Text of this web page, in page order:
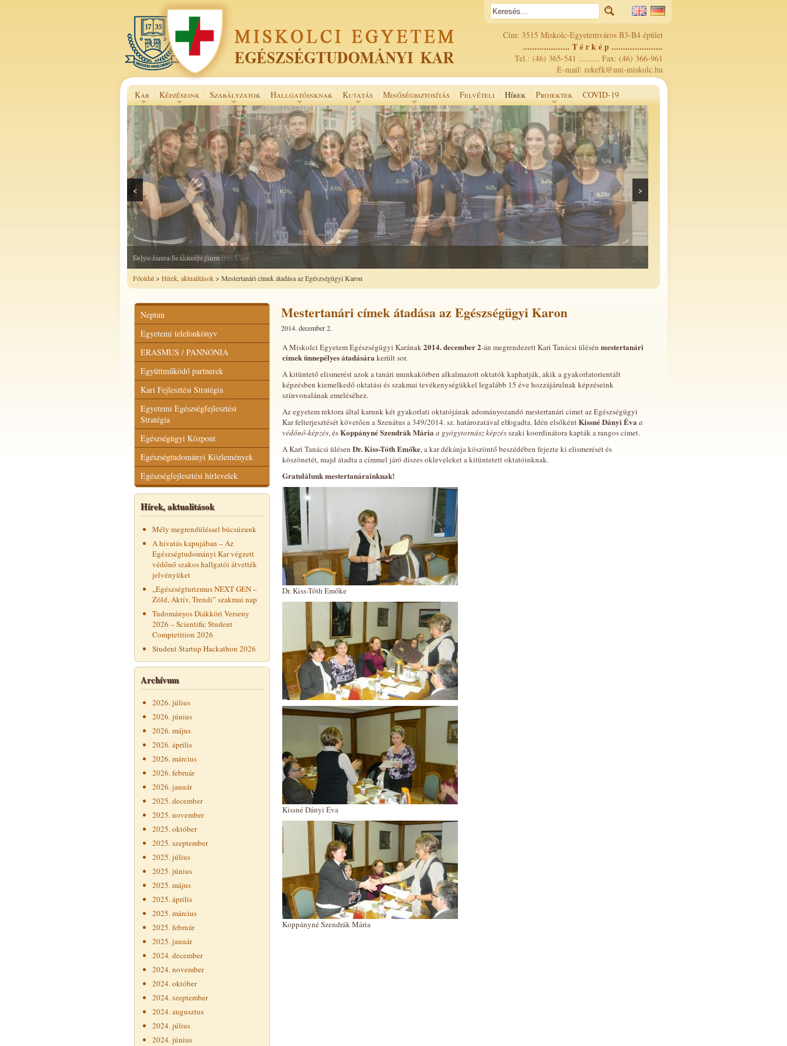
Cím: 3515 Miskolc-Egyetemváros B3-B4 épület
.................... T é r k é p ......................
Tel.: (46) 365-541 ......... Fax: (46) 366-961
E-mail: rekefk@uni-miskolc.hu
Kar Képzéseink Szabályzatok Hallgatóinknak Kutatás Minőségbiztosítás Felvételi Hírek Projektek COVID-19
Selye János Szakkollégium
< >
Főoldal> Hírek, aktualitások> Mestertanári címek átadása az Egészségügyi Karon
Neptun
Egyetemi telefonkönyv
ERASMUS / PANNÓNIA
Együttműködő partnerek
Kari Fejlesztési Stratégia
Egyetemi Egészségfejlesztési
Stratégia
Egészségügyi Központ
Egészségtudományi Közlemények
Egészségfejlesztési hírlevelek
Hírek, aktualitások
Mély megrendüléssel búcsúzunk
A hivatás kapujában – Az
Egészségtudományi Kar végzett
védőnő szakos hallgatói átvették
jelvényüket
„Egészségturizmus NEXT GEN –
Zöld, Aktív, Trendi” szakmai nap
Tudományos Diákköri Verseny
2026 – Scientific Student
Comptetition 2026
Student Startup Hackathon 2026
Archívum
2026. július
2026. június
2026. május
2026. április
2026. március
2026. február
2026. január
2025. december
2025. november
2025. október
2025. szeptember
2025. július
2025. június
2025. május
2025. április
2025. március
2025. február
2025. január
2024. december
2024. november
2024. október
2024. szeptember
2024. augusztus
2024. július
2024. június
Mestertanári címek átadása az Egészségügyi Karon
2014. december 2.
A Miskolci Egyetem Egészségügyi Karának2014. december 2-án megrendezett Kari Tanácsi ülésén mestertanári
címek ünnepélyes átadására került sor.
A kitüntető elismerést azok a tanári munkakörben alkalmazott oktatók kaphatják, akik a gyakorlatorientált
képzésben kiemelkedő oktatási és szakmai tevékenységükkel legalább 15 éve hozzájárulnak képzéseink
színvonalának emeléséhez.
Az egyetem rektora által karunk két gyakorlati oktatójának adományozandó mestertanári címet az Egészségügyi
Kar felterjesztését követően a Szenátus a 349/2014. sz. határozatával elfogadta. Idén elsőkéntKissné Dányi Éva a
védőnő-képzés, ésKoppányné Szendrák Mária a gyógytornász képzésszaki koordinátora kapták a rangos címet.
A Kari Tanácsi ülésen Dr. Kiss-Tóth Emőke, a kar dékánja köszöntő beszédében fejezte ki elismerését és
köszönetét, majd átadta a címmel járó díszes okleveleket a kitüntetett oktatóinknak.
Gratulálunk mestertanárainknak!
Dr. Kiss-Tóth Emőke
Kissné Dányi Éva
Koppányné Szendrák Mária